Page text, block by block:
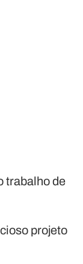
trabalho de
projeto